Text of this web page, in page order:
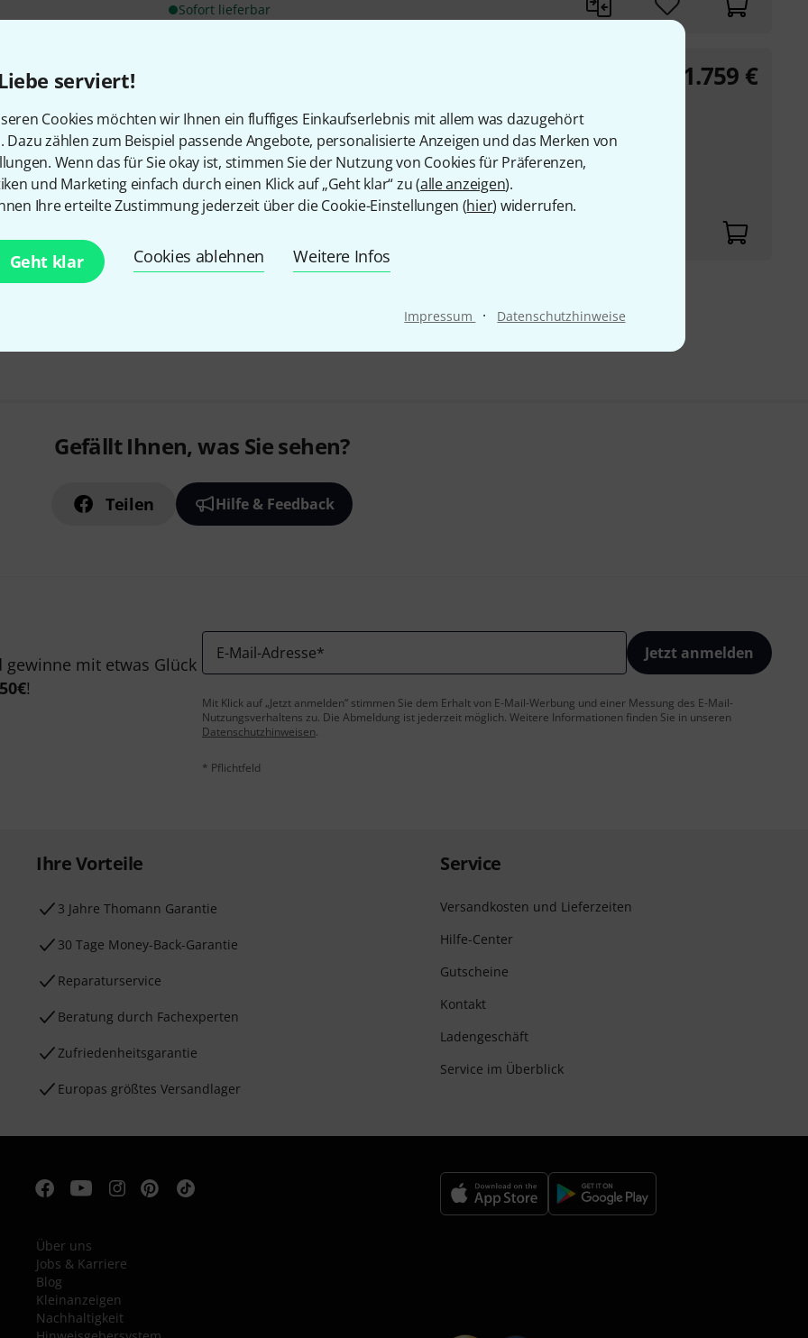
serviert!
Cookies möchten wir Ihnen ein fluffiges Einkaufserlebnis mit allem was dazugehört
Dazu zählen zum Beispiel passende Angebote, personalisierte Anzeigen und das Merken von
Wenn das für Sie okay ist, stimmen Sie der Nutzung von Cookies für Präferenzen,
und Marketing einfach durch einen Klick auf „Geht klar“ zu (alle anzeigen).
Ihre erteilte Zustimmung jederzeit über die Cookie-Einstellungen (hier) widerrufen.
Geht klar Cookies ablehnen Weitere Infos
Impressum · Datenschutzhinweise
Sofort lieferbar
Lichtsteuerungskonsole
die eigenständige Lichtkonsole kann per Web-
Browser über jedes Tablet, Smartphone und PC
angesteuert werden
4 Encoderräder
1.759 €
Gefällt Ihnen, was Sie sehen?
Teilen Hilfe & Feedback
mit etwas Glück
50€!
E-Mail-Adresse* Jetzt anmelden
Mit Klick auf „Jetzt anmelden“ stimmen Sie dem Erhalt von E-Mail-Werbung und einer Messung des E-Mail-
Nutzungsverhaltens zu. Die Abmeldung ist jederzeit möglich. Weitere Informationen finden Sie in unseren
Datenschutzhinweisen.
* Pflichtfeld
Ihre Vorteile
3 Jahre Thomann Garantie
30 Tage Money-Back-Garantie
Reparaturservice
Beratung durch Fachexperten
Zufriedenheitsgarantie
Europas größtes Versandlager
Service
Versandkosten und Lieferzeiten
Hilfe-Center
Gutscheine
Kontakt
Ladengeschäft
Service im Überblick
Über uns
Jobs & Karriere
Blog
Kleinanzeigen
Nachhaltigkeit